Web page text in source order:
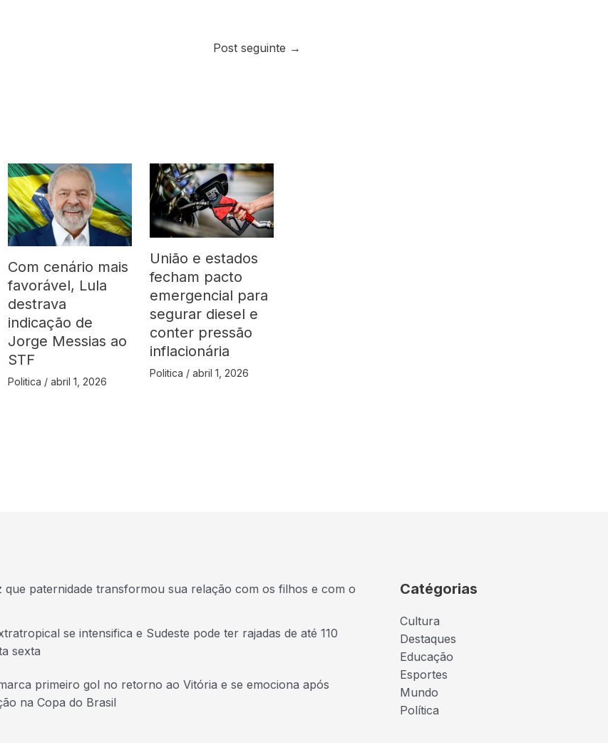
Post seguinte →
Com cenário mais
favorável, Lula
destrava
indicação de
Jorge Messias ao
STF
Politica /abril 1, 2026
União e estados
fecham pacto
emergencial para
segurar diesel e
conter pressão
inflacionária
Politica /abril 1, 2026
que paternidade transformou sua relação com os filhos e com o
se intensifica e Sudeste pode ter rajadas de até 110
sexta
primeiro gol no retorno ao Vitória e se emociona após
na Copa do Brasil
Catégorias
Cultura
Destaques
Educação
Esportes
Mundo
Política